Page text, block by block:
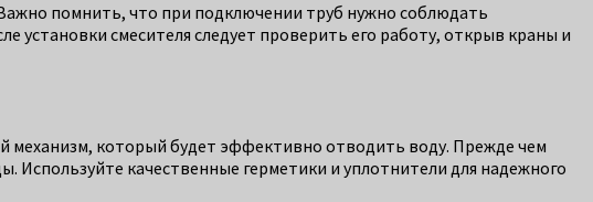
помнить, что при подключении труб нужно соблюдать
установки смесителя следует проверить его работу, открыв краны и
механизм, который будет эффективно отводить воду. Прежде чем
качественные герметики и уплотнители для надежного